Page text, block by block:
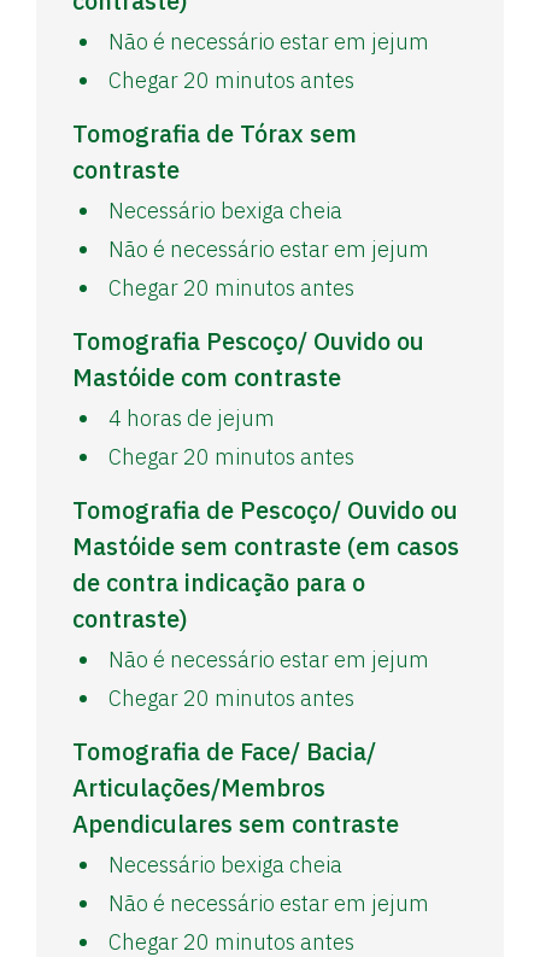
Não é necessário estar em jejum
Chegar 20 minutos antes
Tomografia de Tórax sem
contraste
Necessário bexiga cheia
Não é necessário estar em jejum
Chegar 20 minutos antes
Tomografia Pescoço/ Ouvido ou
Mastóide com contraste
4 horas de jejum
Chegar 20 minutos antes
Tomografia de Pescoço/ Ouvido ou
Mastóide sem contraste (em casos
de contra indicação para o
contraste)
Não é necessário estar em jejum
Chegar 20 minutos antes
Tomografia de Face/ Bacia/
Articulações/Membros
Apendiculares sem contraste
Necessário bexiga cheia
Não é necessário estar em jejum
Chegar 20 minutos antes